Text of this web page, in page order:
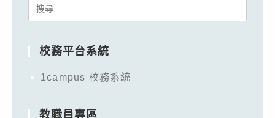
Search
校務平台系統
1campus 校務系統
教職員專區